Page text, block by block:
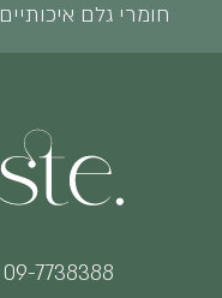
חומרי גלם איכותיים
09-7738388